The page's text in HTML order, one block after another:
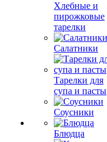
Хлебные и
пирожковые
тарелки
Салатники
Тарелки для
супа и пасты
Соусники
Блюдца